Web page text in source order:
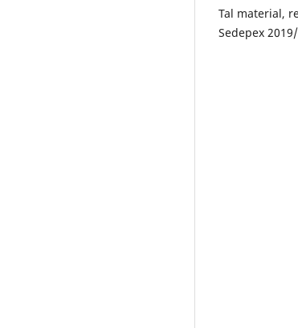
Tal material,
Sedepex